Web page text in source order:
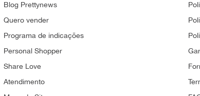
Blog Prettynews
Quero vender
Programa de indicações
Personal Shopper
Share Love
Atendimento